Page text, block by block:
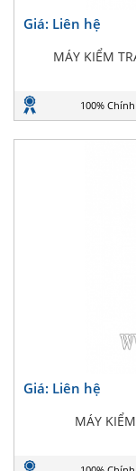
Giá: Liên hệ
MÁY KIỂM
100%
Giá: Liên hệ
MÁY